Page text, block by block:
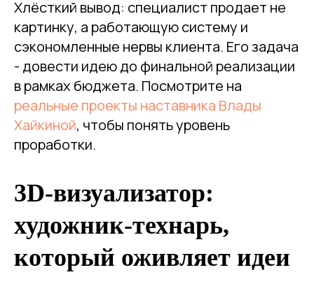
Хлёсткий вывод: специалист продает не
картинку, а работающую систему и
сэкономленные нервы клиента. Его задача
- довести идею до финальной реализации
в рамках бюджета. Посмотрите на
реальные проекты наставника Влады
Хайкиной, чтобы понять уровень
проработки.
3D-визуализатор:
художник-технарь,
который оживляет идеи